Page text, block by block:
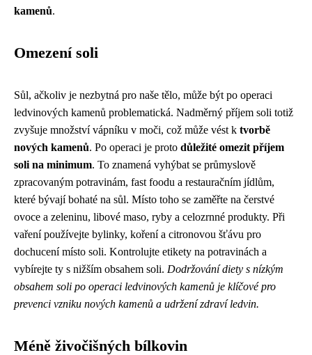
kamenů.
Omezení soli
Sůl, ačkoliv je nezbytná pro naše tělo, může být po operaci
ledvinových kamenů problematická. Nadměrný příjem soli totiž
zvyšuje množství vápníku v moči, což může vést k tvorbě
nových kamenů. Po operaci je proto důležité omezit příjem
soli na minimum. To znamená vyhýbat se průmyslově
zpracovaným potravinám, fast foodu a restauračním jídlům,
které bývají bohaté na sůl. Místo toho se zaměřte na čerstvé
ovoce a zeleninu, libové maso, ryby a celozrnné produkty. Při
vaření používejte bylinky, koření a citronovou šťávu pro
dochucení místo soli. Kontrolujte etikety na potravinách a
vybírejte ty s nižším obsahem soli. Dodržování diety s nízkým
obsahem soli po operaci ledvinových kamenů je klíčové pro
prevenci vzniku nových kamenů a udržení zdraví ledvin.
Méně živočišných bílkovin